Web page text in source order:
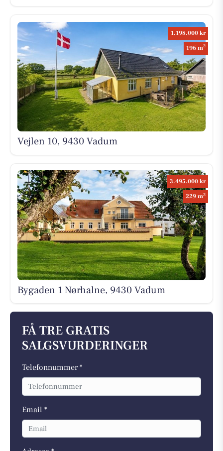
1.198.000 kr
196 m2
Vejlen 10, 9430 Vadum
3.495.000 kr
229 m2
Bygaden 1 Nørhalne, 9430 Vadum
FÅ TRE GRATIS
SALGSVURDERINGER
Telefonnummer *
Email *